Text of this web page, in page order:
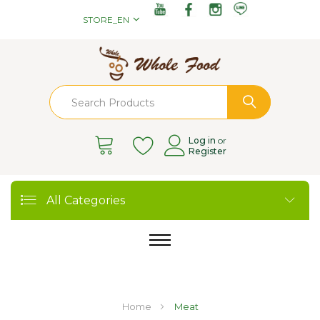
STORE_EN
Log in or
Register
All Categories
Home Meat